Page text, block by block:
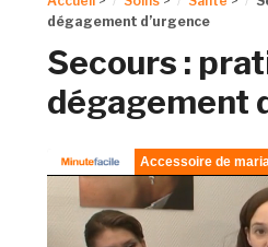
dégagement d’urgence
Secours :
dégagement